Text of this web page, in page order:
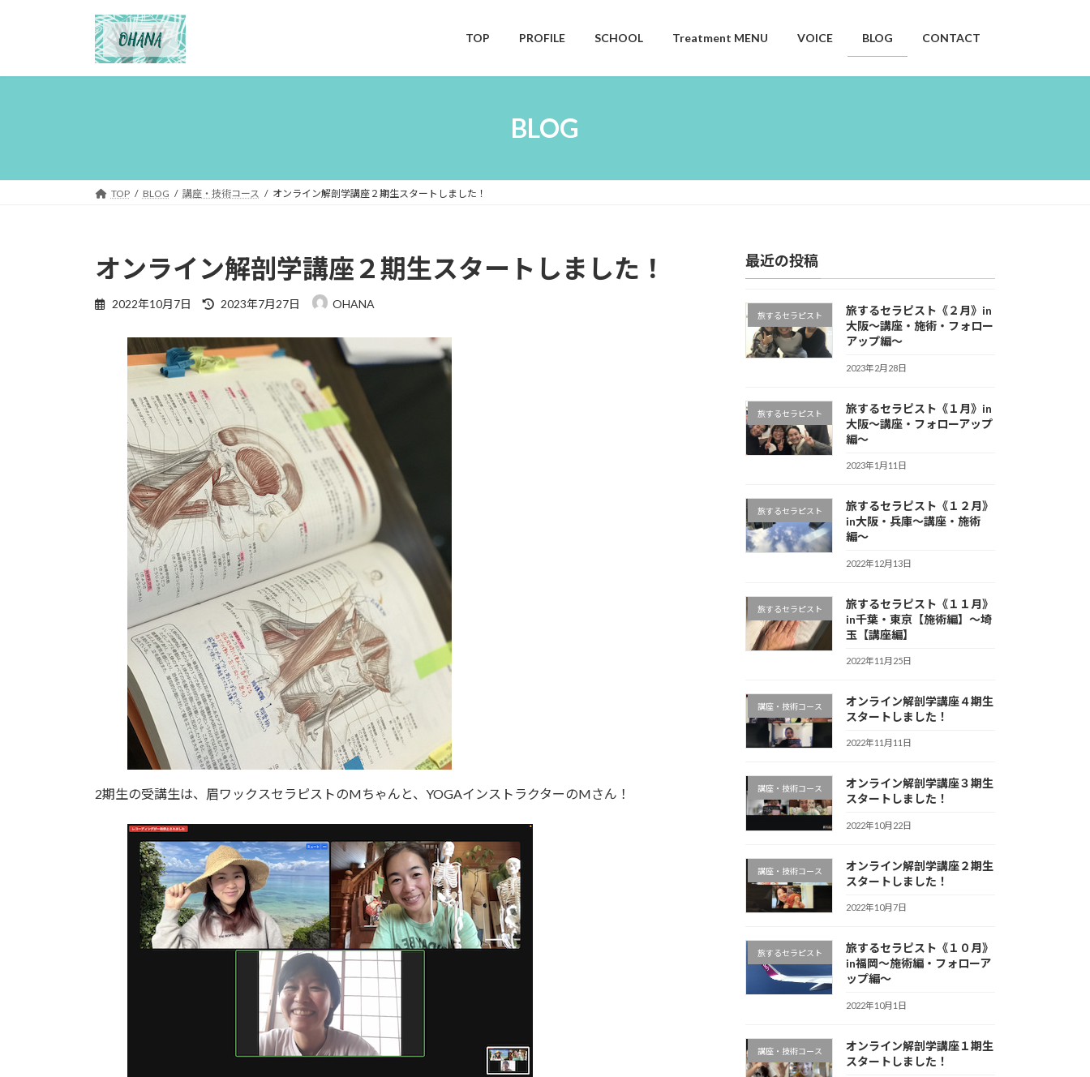
プ
動
TOP PROFILE SCHOOL Treatment MENU VOICE BLOG CONTACT
BLOG
TOP BLOG 講座・技術コース オンライン解剖学講座２期生スタートしました！
オンライン解剖学講座２期生スタートしました！
2022年10月7日
最
新
日
2023年7月27日 OHANA
2期生の受講生は、眉ワックスセラピストのMちゃんと、YOGAインストラクターのMさん！
最近の投稿
旅するセラピスト
旅するセラピスト《２月》in
大阪〜講座・施術・フォロー
アップ編〜
2023年2月28日
旅するセラピスト
旅するセラピスト《１月》in
大阪〜講座・フォローアップ
編〜
2023年1月11日
旅するセラピスト
旅するセラピスト《１２月》
in大阪・兵庫〜講座・施術
編〜
2022年12月13日
旅するセラピスト
旅するセラピスト《１１月》
in千葉・東京【施術編】〜埼
玉【講座編】
2022年11月25日
講座・技術コース
オンライン解剖学講座４期生
スタートしました！
2022年11月11日
講座・技術コース
オンライン解剖学講座３期生
スタートしました！
2022年10月22日
講座・技術コース
オンライン解剖学講座２期生
スタートしました！
2022年10月7日
旅するセラピスト
旅するセラピスト《１０月》
in福岡〜施術編・フォローア
ップ編〜
2022年10月1日
講座・技術コース
オンライン解剖学講座１期生
スタートしました！